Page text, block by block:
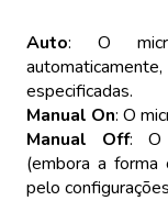
Auto: O
especificadas.
Manual On: O
Manual Off: O
(embora a
pelo